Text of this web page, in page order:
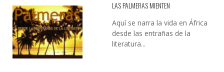
LAS PALMERAS MIENTEN
Aquí se narra la vida en África
desde las entrañas de la
literatura...